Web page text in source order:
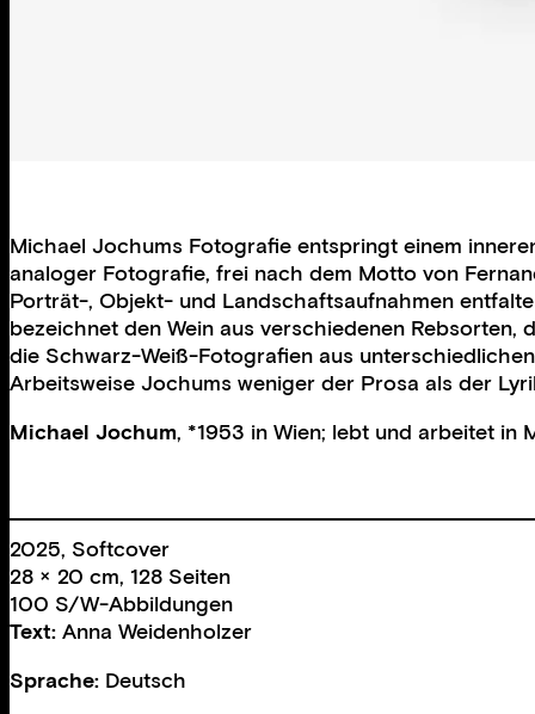
Michael Jochums Fotografie entspringt einem
analoger Fotografie, frei nach dem Motto von
Porträt-, Objekt- und Landschaftsaufnahmen
bezeichnet den Wein aus verschiedenen
die Schwarz-Weiß-Fotografien aus
Arbeitsweise Jochums weniger der Prosa als der
Michael Jochum, *1953 in Wien; lebt und arbeitet in
2025, Softcover
28 × 20 cm, 128 Seiten
100 S/W-Abbildungen
Text: Anna Weidenholzer
Sprache: Deutsch